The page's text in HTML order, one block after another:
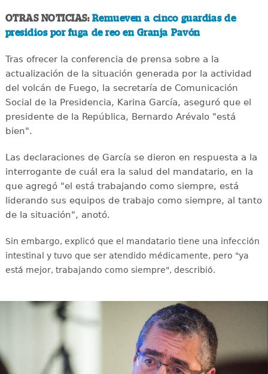
OTRAS NOTICIAS: Remueven a cinco guardias de
presidios por fuga de reo en Granja Pavón
Tras ofrecer la conferencia de prensa sobre a la
actualización de la situación generada por la actividad
del volcán de Fuego, la secretaría de Comunicación
Social de la Presidencia, Karina García, aseguró que el
presidente de la República, Bernardo Arévalo "está
bien".
Las declaraciones de García se dieron en respuesta a la
interrogante de cuál era la salud del mandatario, en la
que agregó "el está trabajando como siempre, está
liderando sus equipos de trabajo como siempre, al tanto
de la situación", anotó.
Sin embargo, explicó que el mandatario tiene una infección
intestinal y tuvo que ser atendido médicamente, pero "ya
está mejor, trabajando como siempre", describió.